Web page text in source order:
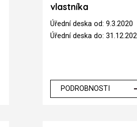
vlastníka
Úřední deska od: 9.3.2020
Úřední deska do:
PODROBNOSTI